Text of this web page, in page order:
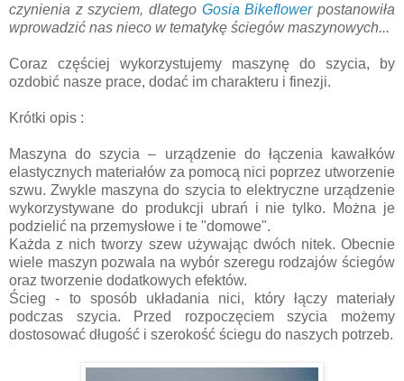
czynienia z szyciem, dlatego Gosia Bikeflowerpostanowiła
wprowadzić nas nieco w tematykę ściegów maszynowych...
Coraz częściej wykorzystujemy maszynę do szycia, by
ozdobić nasze prace, dodać im charakteru i finezji.
Krótki opis :
Maszyna do szycia – urządzenie do łączenia kawałków
elastycznych materiałów za pomocą nici poprzez utworzenie
szwu. Zwykle maszyna do szycia to elektryczne urządzenie
wykorzystywane do produkcji ubrań i nie tylko. Można je
podzielić na przemysłowe i te "domowe".
Każda z nich tworzy szew używając dwóch nitek. Obecnie
wiele maszyn pozwala na wybór szeregu rodzajów ściegów
oraz tworzenie dodatkowych efektów.
Ścieg - to sposób układania nici, który łączy materiały
podczas szycia. Przed rozpoczęciem szycia możemy
dostosować długość i szerokość ściegu do naszych potrzeb.